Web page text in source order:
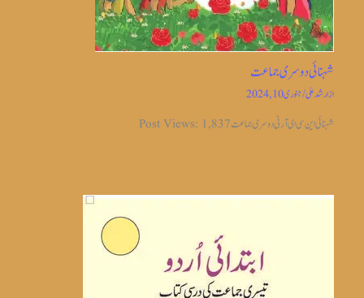
شہنائی دوسری جماعت
ازارشد علی/جنوری 10, 2024
شہنائی این سی ای آر ٹی دوسری جماعت Post Views: 1,837